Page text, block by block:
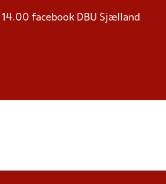
facebook DBU Sjælland